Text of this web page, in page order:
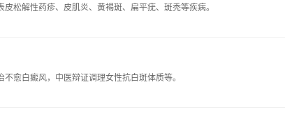
松解性药疹、皮肌炎、黄褐斑、扁平疣、斑秃等疾病。
愈白癜风，中医辩证调理女性抗白斑体质等。